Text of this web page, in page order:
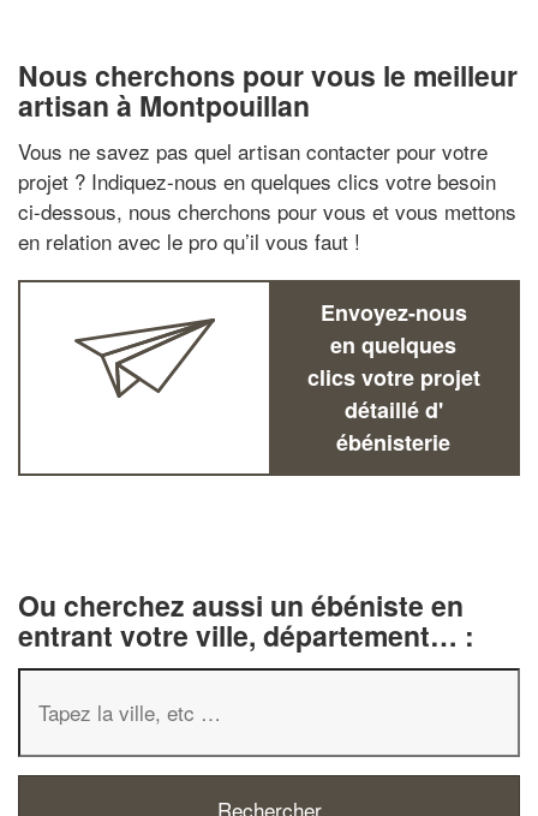
Nous cherchons pour vous le meilleur
artisan à Montpouillan
Vous ne savez pas quel artisan contacter pour votre
projet ? Indiquez-nous en quelques clics votre besoin
ci-dessous, nous cherchons pour vous et vous mettons
en relation avec le pro qu’il vous faut !
Envoyez-nous
en quelques
clics votre projet
détaillé d'
ébénisterie
Ou cherchez aussi un ébéniste en
entrant votre ville, département… :